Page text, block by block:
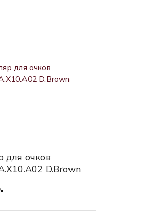
для очков
D.Brown